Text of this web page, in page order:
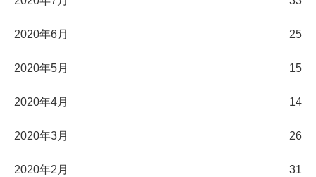
2020年6月 25
2020年5月 15
2020年4月 14
2020年3月 26
2020年2月 31